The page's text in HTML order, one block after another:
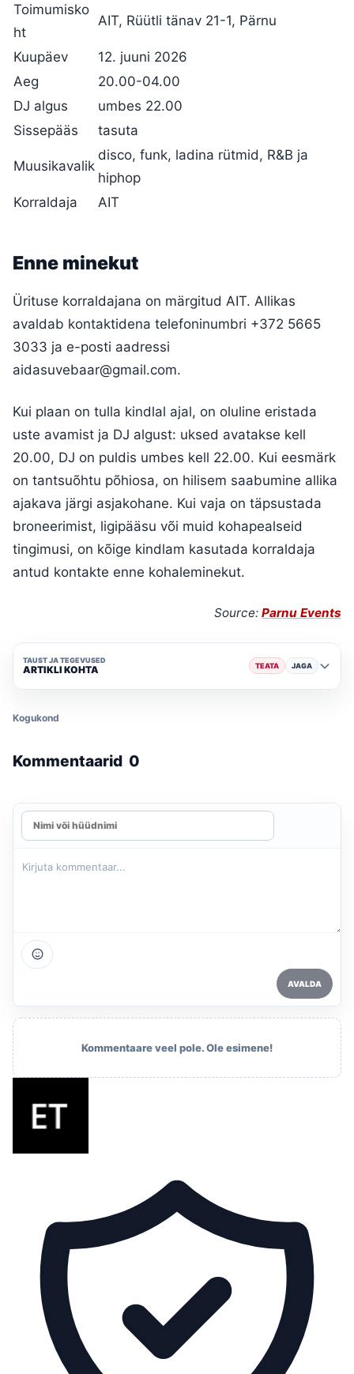
Toimumisko
ht
AIT, Rüütli tänav 21-1, Pärnu
Kuupäev
12. juuni 2026
Aeg
20.00-04.00
DJ algus
umbes 22.00
Sissepääs
tasuta
Muusikavalik
disco, funk, ladina rütmid, R&B ja
hiphop
Korraldaja
AIT
Enne minekut
Ürituse korraldajana on märgitud AIT. Allikas
avaldab kontaktidena telefoninumbri +372 5665
3033 ja e-posti aadressi
aidasuvebaar@gmail.com.
Kui plaan on tulla kindlal ajal, on oluline eristada
uste avamist ja DJ algust: uksed avatakse kell
20.00, DJ on puldis umbes kell 22.00. Kui eesmärk
on tantsuõhtu põhiosa, on hilisem saabumine allika
ajakava järgi asjakohane. Kui vaja on täpsustada
broneerimist, ligipääsu või muid kohapealseid
tingimusi, on kõige kindlam kasutada korraldaja
antud kontakte enne kohaleminekut.
Source: Parnu Events
TAUST JA TEGEVUSED
ARTIKLI KOHTA TEATA JAGA
Kogukond
Kommentaarid 0
AVALDA
Kommentaare veel pole. Ole esimene!